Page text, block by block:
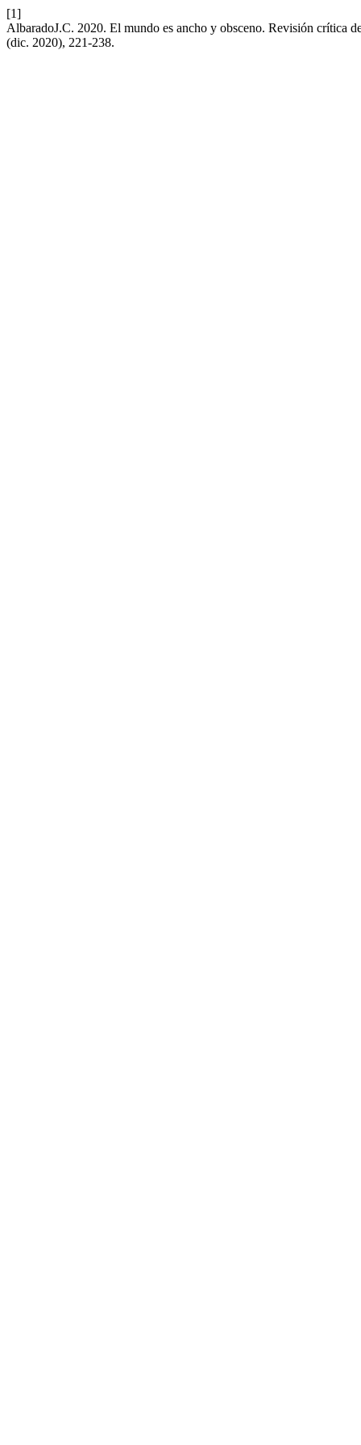
[1]
AlbaradoJ.C. 2020. El mundo es ancho y obsceno. Revisión crítica
(dic. 2020), 221-238.